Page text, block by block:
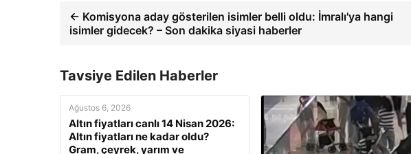
← Komisyona aday gösterilen isimler belli oldu: İmralı'ya hangi
isimler gidecek? – Son dakika siyasi haberler
Tavsiye Edilen Haberler
Ağustos 6, 2026
Altın fiyatları canlı 14 Nisan 2026:
Altın fiyatları ne kadar oldu?
Gram, çeyrek, yarım ve